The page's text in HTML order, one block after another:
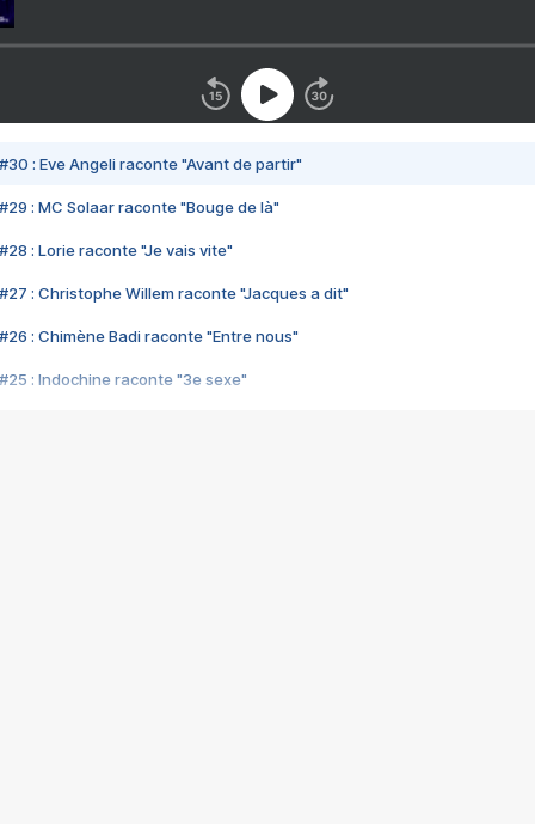
#30 : Eve Angeli raconte "Avant de partir"
#29 : MC Solaar raconte "Bouge de là"
#28 : Lorie raconte "Je vais vite"
#27 : Christophe Willem raconte "Jacques a dit"
#26 : Chimène Badi raconte "Entre nous"
#25 : Indochine raconte "3e sexe"